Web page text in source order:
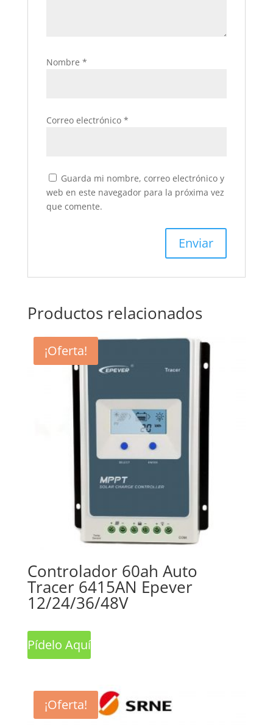
Nombre *
Correo electrónico *
Guarda mi nombre, correo electrónico y
web en este navegador para la próxima vez
que comente.
Productos relacionados
¡Oferta!
Controlador 60ah Auto
Tracer 6415AN Epever
12/24/36/48V
Pídelo Aquí
¡Oferta!